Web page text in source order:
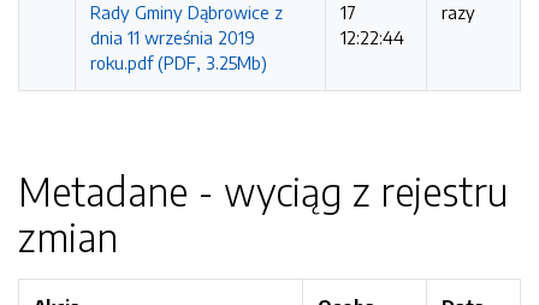
Rady Gminy Dąbrowice z
dnia 11 września 2019
roku.pdf (PDF, 3.25Mb)
17
12:22:44
razy
Metadane - wyciąg z rejestru
zmian